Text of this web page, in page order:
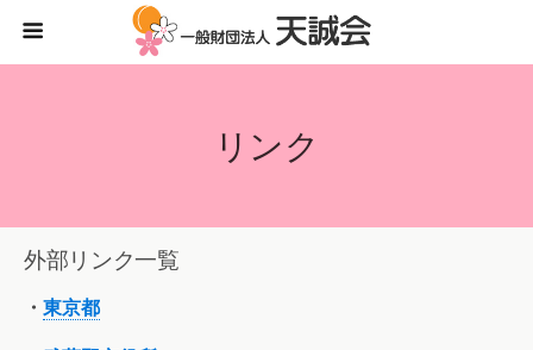
リンク
外部リンク一覧
・ 東京都